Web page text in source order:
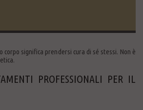
corpo significa prendersi cura di sé stessi. Non è
PROFESSIONALI PER IL